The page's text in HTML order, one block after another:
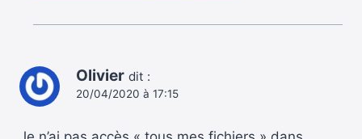
Olivier dit :
20/04/2020 à 17:15